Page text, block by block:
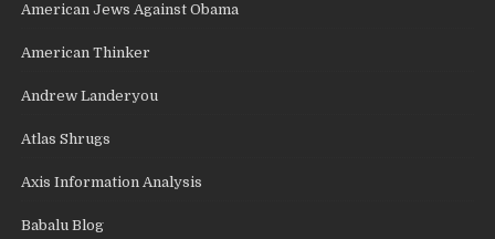
American Jews Against Obama
American Thinker
Andrew Landeryou
Atlas Shrugs
Axis Information Analysis
Babalu Blog